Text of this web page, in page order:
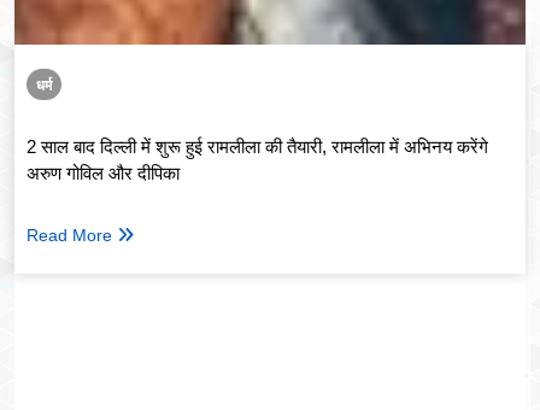
धर्म
2 साल बाद दिल्ली में शुरू हुई रामलीला की तैयारी, रामलीला में अभिनय करेंगे
अरुण गोविल और दीपिका
Read More